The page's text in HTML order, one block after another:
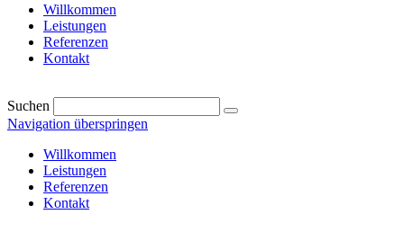
Willkommen
Leistungen
Referenzen
Kontakt
Suchen
Navigation überspringen
Willkommen
Leistungen
Referenzen
Kontakt